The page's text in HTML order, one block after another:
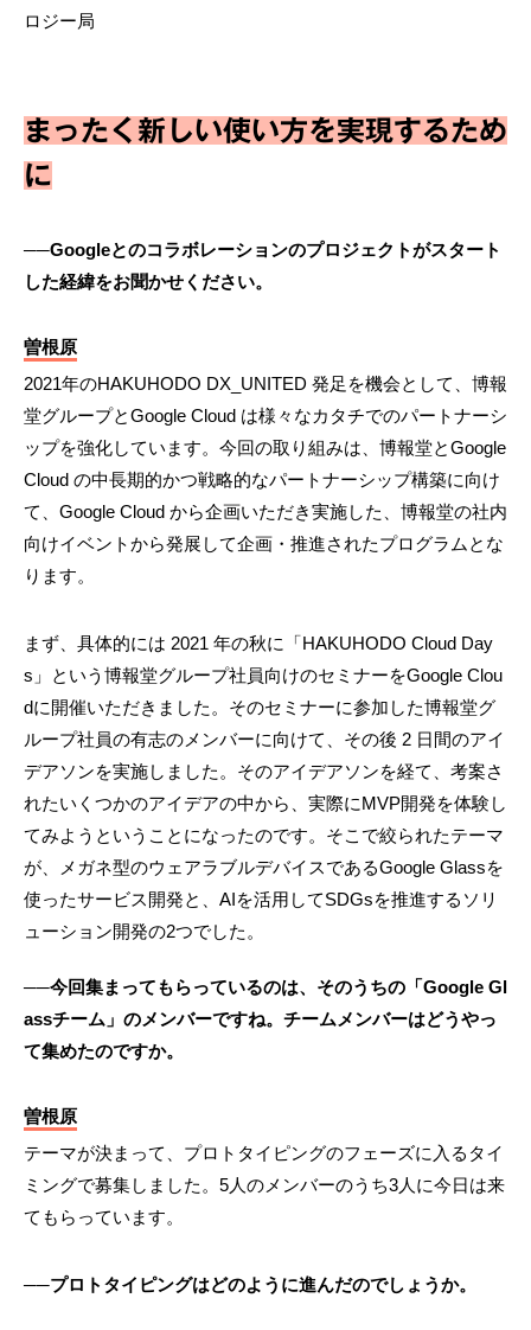
ロジー局
まったく新しい使い方を実現するため
に
──Googleとのコラボレーションのプロジェクトがスタート
した経緯をお聞かせください。
曽根原
2021年のHAKUHODO DX_UNITED 発足を機会として、博報
堂グループとGoogle Cloud は様々なカタチでのパートナーシ
ップを強化しています。今回の取り組みは、博報堂とGoogle
Cloud の中長期的かつ戦略的なパートナーシップ構築に向け
て、Google Cloud から企画いただき実施した、博報堂の社内
向けイベントから発展して企画・推進されたプログラムとな
ります。
まず、具体的には 2021 年の秋に「HAKUHODO Cloud Day
s」という博報堂グループ社員向けのセミナーをGoogle Clou
dに開催いただきました。そのセミナーに参加した博報堂グ
ループ社員の有志のメンバーに向けて、その後 2 日間のアイ
デアソンを実施しました。そのアイデアソンを経て、考案さ
れたいくつかのアイデアの中から、実際にMVP開発を体験し
てみようということになったのです。そこで絞られたテーマ
が、メガネ型のウェアラブルデバイスであるGoogle Glassを
使ったサービス開発と、AIを活用してSDGsを推進するソリ
ューション開発の2つでした。
──今回集まってもらっているのは、そのうちの「Google Gl
assチーム」のメンバーですね。チームメンバーはどうやっ
て集めたのですか。
曽根原
テーマが決まって、プロトタイピングのフェーズに入るタイ
ミングで募集しました。5人のメンバーのうち3人に今日は来
てもらっています。
──プロトタイピングはどのように進んだのでしょうか。